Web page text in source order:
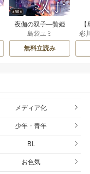
夜伽の双子―贄姫
は二人の王子に愛
される―【マイク
ロ】
島袋ユミ
無料立読み
彩
メディア化
少年・青年
BL
お色気